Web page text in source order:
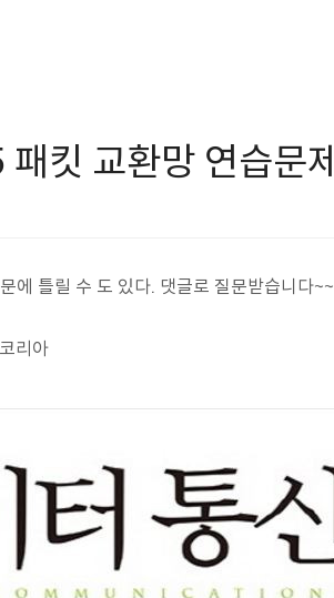
킷 교환망 연습문
에 틀릴 수 도 있다. 댓글로 질문받습니다~~
리아